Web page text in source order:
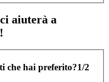
aiuterà a
che hai preferito?1/2